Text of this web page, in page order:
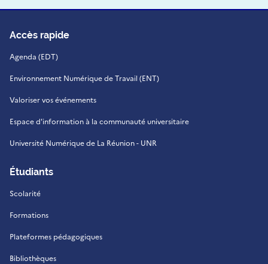
Accès rapide
Agenda (EDT)
Environnement Numérique de Travail (ENT)
Valoriser vos événements
Espace d'information à la communauté universitaire
Université Numérique de La Réunion - UNR
Étudiants
Scolarité
Formations
Plateformes pédagogiques
Bibliothèques